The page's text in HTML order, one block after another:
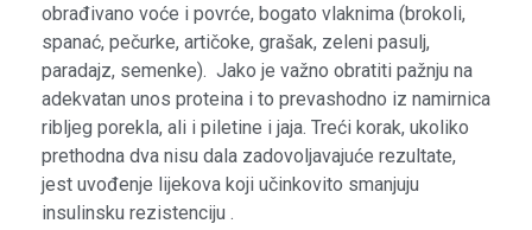
obrađivano voće i povrće, bogato vlaknima (brokoli,
spanać, pečurke, artičoke, grašak, zeleni pasulj,
paradajz, semenke). Jako je važno obratiti pažnju na
adekvatan unos proteina i to prevashodno iz namirnica
ribljeg porekla, ali i piletine i jaja. Treći korak, ukoliko
prethodna dva nisu dala zadovoljavajuće rezultate,
jest uvođenje lijekova koji učinkovito smanjuju
insulinsku rezistenciju .